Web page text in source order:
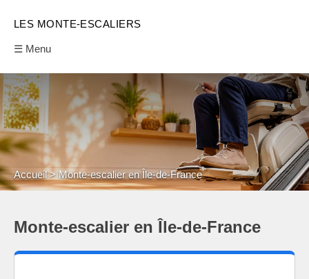
LES MONTE-ESCALIERS
☰ Menu
Accueil Monte-escalier en Île-de-France
Monte-escalier en Île-de-France